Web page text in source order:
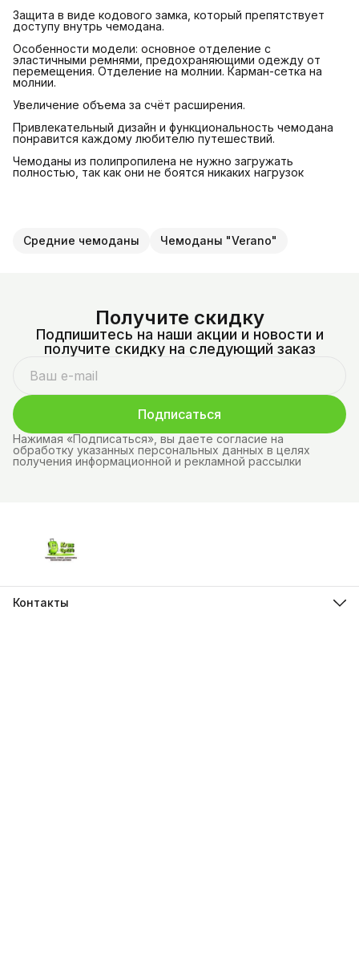
Защита в виде кодового замка, который препятствует
доступу внутрь чемодана.
Особенности модели: основное отделение с
эластичными ремнями, предохраняющими одежду от
перемещения. Отделение на молнии. Карман-сетка на
молнии.
Увеличение объема за счёт расширения.
Привлекательный дизайн и функциональность чемодана
понравится каждому любителю путешествий.
Чемоданы из полипропилена не нужно загружать
полностью, так как они не боятся никаких нагрузок
Средние чемоданы Чемоданы "Verano"
Получите скидку
Подпишитесь на наши акции и новости и
получите скидку на следующий заказ
Подписаться
Нажимая «Подписаться», вы даете согласие на
обработку указанных персональных данных в целях
получения информационной и рекламной рассылки
Контакты